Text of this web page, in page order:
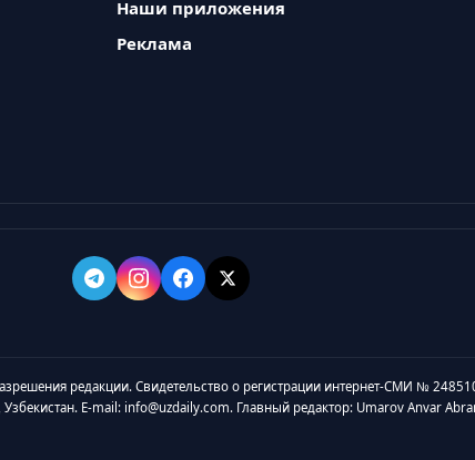
Наши приложения
Реклама
редакции. Свидетельство о регистрации интернет-СМИ №
E-mail: info@uzdaily.com. Главный редактор: Umarov Anvar